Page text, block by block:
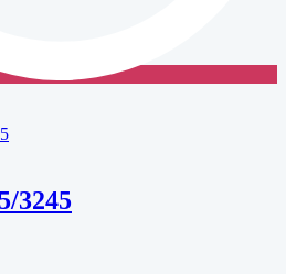
3245